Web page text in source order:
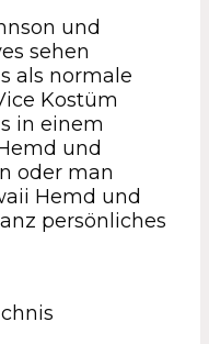
und
sehen
als normale
Kostüm
in einem
und
oder man
Hemd und
persönliches